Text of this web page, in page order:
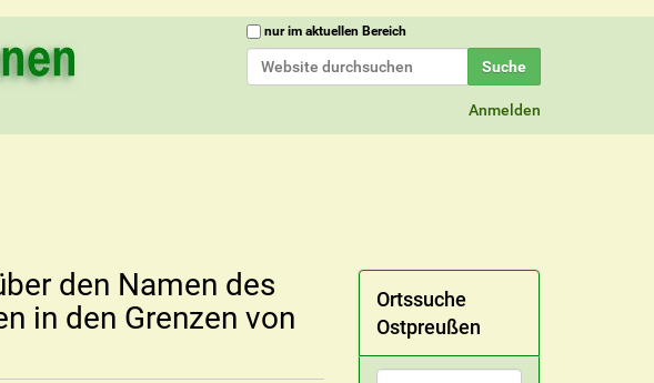
Website durchsuchen
nur im aktuellen Bereich
Anmelden
den Namen des
in den Grenzen von
Ortssuche
Ostpreußen